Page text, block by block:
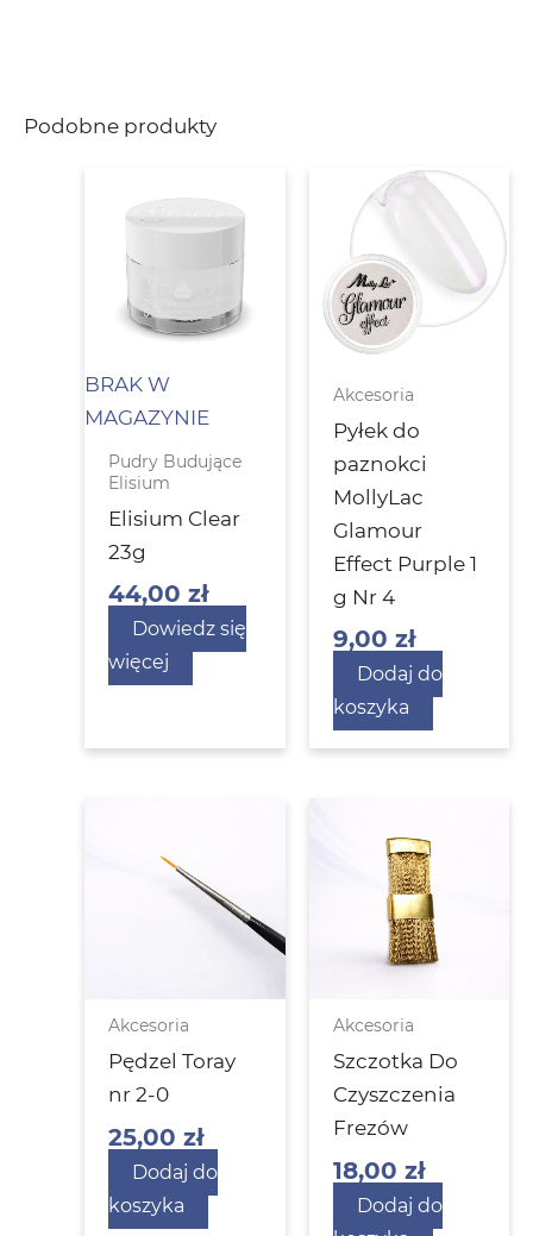
Podobne produkty
BRAK W
MAGAZYNIE
Pudry Budujące
Elisium
Elisium Clear
23g
44,00zł
Dowiedz się
więcej
Akcesoria
Pyłek do
paznokci
MollyLac
Glamour
Effect Purple 1
g Nr 4
9,00 zł
Dodaj do
koszyka
Akcesoria
Pędzel Toray
nr 2-0
25,00zł
Dodaj do
koszyka
Akcesoria
Szczotka Do
Czyszczenia
Frezów
18,00 zł
Dodaj do